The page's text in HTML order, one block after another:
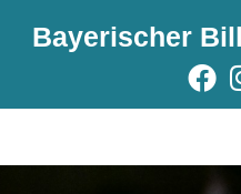
Bayerischer